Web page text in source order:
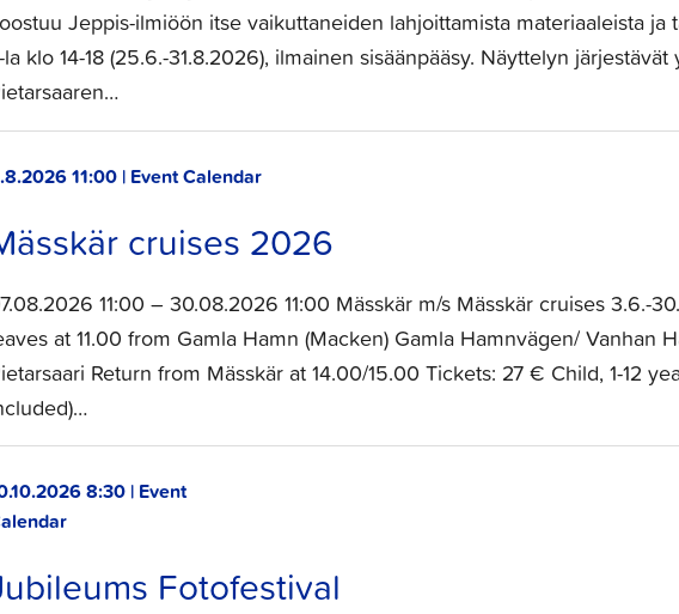
Jeppis-ilmiöön itse vaikuttaneiden lahjoittamista materiaaleista ja
la klo 14-18 (25.6.-31.8.2026), ilmainen sisäänpääsy. Näyttelyn järjestävät
11:00 | Event Calendar
cruises 2026
11:00 – 30.08.2026 11:00 Mässkär m/s Mässkär cruises 3.6.-
at 11.00 from Gamla Hamn (Macken) Gamla Hamnvägen/ Vanhan
Return from Mässkär at 14.00/15.00 Tickets: 27 € Child, 1-12
8:30 | Event
Fotofestival